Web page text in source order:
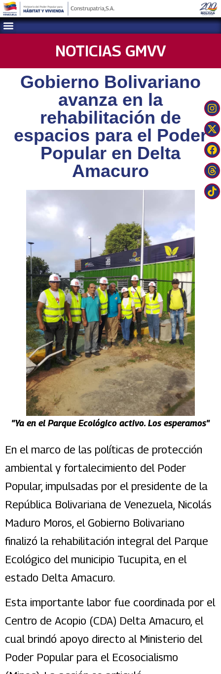
NOTICIAS GMVV
Gobierno Bolivariano
avanza en la
rehabilitación de
espacios para el Poder
Popular en Delta
Amacuro
"Ya en el Parque Ecológico activo. Los esperamos"
En el marco de las políticas de protección
ambiental y fortalecimiento del Poder
Popular, impulsadas por el presidente de la
República Bolivariana de Venezuela, Nicolás
Maduro Moros, el Gobierno Bolivariano
finalizó la rehabilitación integral del Parque
Ecológico del municipio Tucupita, en el
estado Delta Amacuro.
Esta importante labor fue coordinada por el
Centro de Acopio (CDA) Delta Amacuro, el
cual brindó apoyo directo al Ministerio del
Poder Popular para el Ecosocialismo